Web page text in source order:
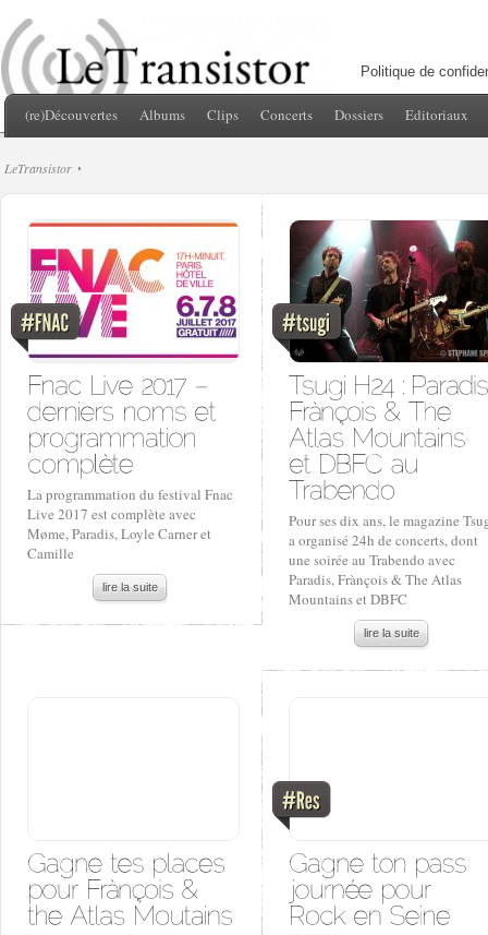
Politique de
(re)Découvertes Albums Clips Concerts Dossiers Editoriaux
LeTransistor
La programmation du festival Fnac
Live 2017 est complète avec
Møme, Paradis, Loyle Carner et
Camille
lire la suite
Pour ses dix ans, le magazine
a organisé 24h de concerts, dont
une soirée au Trabendo avec
Paradis, Frànçois & The Atlas
Mountains et DBFC
lire la suite